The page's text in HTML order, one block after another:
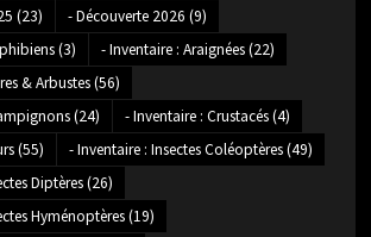
(23) - Découverte 2026 (9)
(3) - Inventaire : Araignées(22)
& Arbustes(56)
(24) - Inventaire : Crustacés(4)
(55) - Inventaire : Insectes Coléoptères(49)
Diptères(26)
Hyménoptères(19)